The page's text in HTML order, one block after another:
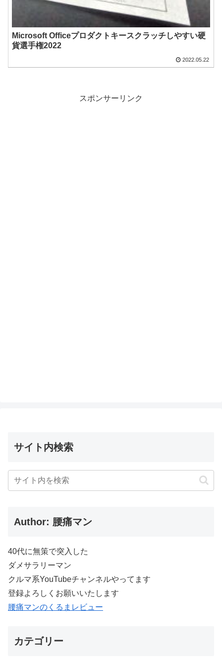
Microsoft Officeプロダクトキースクラッチしやすい硬
貨選手権2022
2022.05.22
スポンサーリンク
サイト内検索
Author: 腰痛マン
40代に無策で突入した
ダメサラリーマン
クルマ系YouTubeチャンネルやってます
登録よろしくお願いいたします
腰痛マンのくるまレビュー
カテゴリー